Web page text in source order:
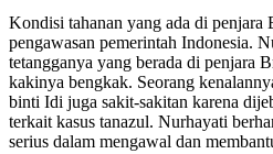
Kondisi tahanan yang ada di penjara
pengawasan pemerintah Indonesia.
tetangganya yang berada di penjara
kakinya bengkak. Seorang
binti Idi juga sakit-sakitan karena
terkait kasus tanazul. Nurhayati
serius dalam mengawal dan